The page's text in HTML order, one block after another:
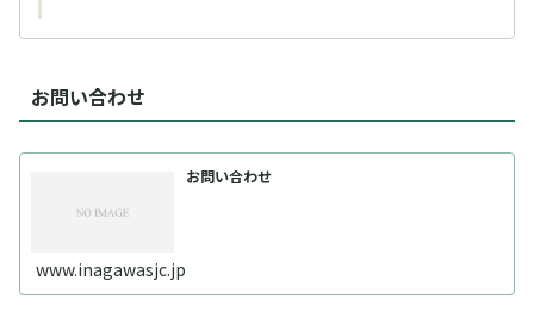
お問い合わせ
お問い合わせ
www.inagawasjc.jp